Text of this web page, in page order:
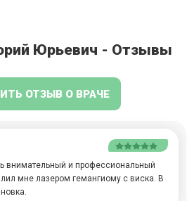
Юрьевич - Отзывы
ОТЗЫВ О ВРАЧЕ
внимательный и профессиональный
мне лазером гемангиому с виска. В